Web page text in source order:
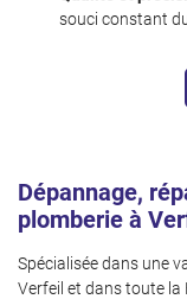
Services
souci constant
Dépannage,
plomberie à
Spécialisée dans une
Verfeil et dans toute la